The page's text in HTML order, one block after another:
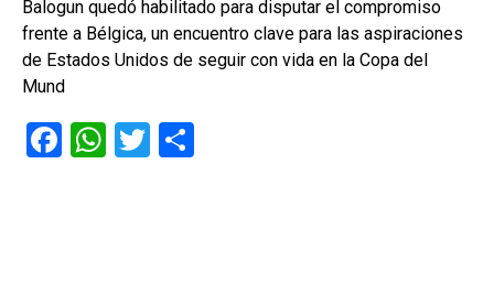
Balogun quedó habilitado para disputar el compromiso
frente a Bélgica, un encuentro clave para las aspiraciones
de Estados Unidos de seguir con vida en la Copa del
Mund
F
W T